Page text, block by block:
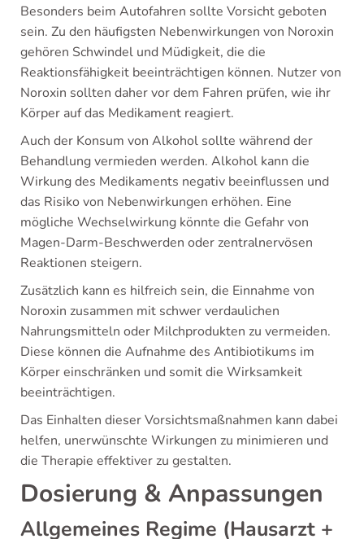
Besonders beim Autofahren sollte Vorsicht geboten
sein. Zu den häufigsten Nebenwirkungen von Noroxin
gehören Schwindel und Müdigkeit, die die
Reaktionsfähigkeit beeinträchtigen können. Nutzer von
Noroxin sollten daher vor dem Fahren prüfen, wie ihr
Körper auf das Medikament reagiert.
Auch der Konsum von Alkohol sollte während der
Behandlung vermieden werden. Alkohol kann die
Wirkung des Medikaments negativ beeinflussen und
das Risiko von Nebenwirkungen erhöhen. Eine
mögliche Wechselwirkung könnte die Gefahr von
Magen-Darm-Beschwerden oder zentralnervösen
Reaktionen steigern.
Zusätzlich kann es hilfreich sein, die Einnahme von
Noroxin zusammen mit schwer verdaulichen
Nahrungsmitteln oder Milchprodukten zu vermeiden.
Diese können die Aufnahme des Antibiotikums im
Körper einschränken und somit die Wirksamkeit
beeinträchtigen.
Das Einhalten dieser Vorsichtsmaßnahmen kann dabei
helfen, unerwünschte Wirkungen zu minimieren und
die Therapie effektiver zu gestalten.
Dosierung & Anpassungen
Allgemeines Regime (Hausarzt +